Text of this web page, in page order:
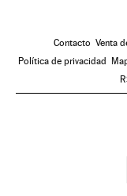
Contacto Venta
Política de privacidad